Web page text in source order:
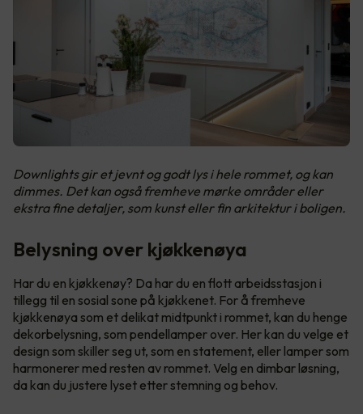
Downlights gir et jevnt og godt lys i hele rommet, og kan
dimmes. Det kan også fremheve mørke områder eller
ekstra fine detaljer, som kunst eller fin arkitektur i boligen.
Belysning over kjøkkenøya
Har du en kjøkkenøy? Da har du en flott arbeidsstasjon i
tillegg til en sosial sone på kjøkkenet. For å fremheve
kjøkkenøya som et delikat midtpunkt i rommet, kan du henge
dekorbelysning, som pendellamper over. Her kan du velge et
design som skiller seg ut, som en statement, eller lamper som
harmonerer med resten av rommet. Velg en dimbar løsning,
da kan du justere lyset etter stemning og behov.